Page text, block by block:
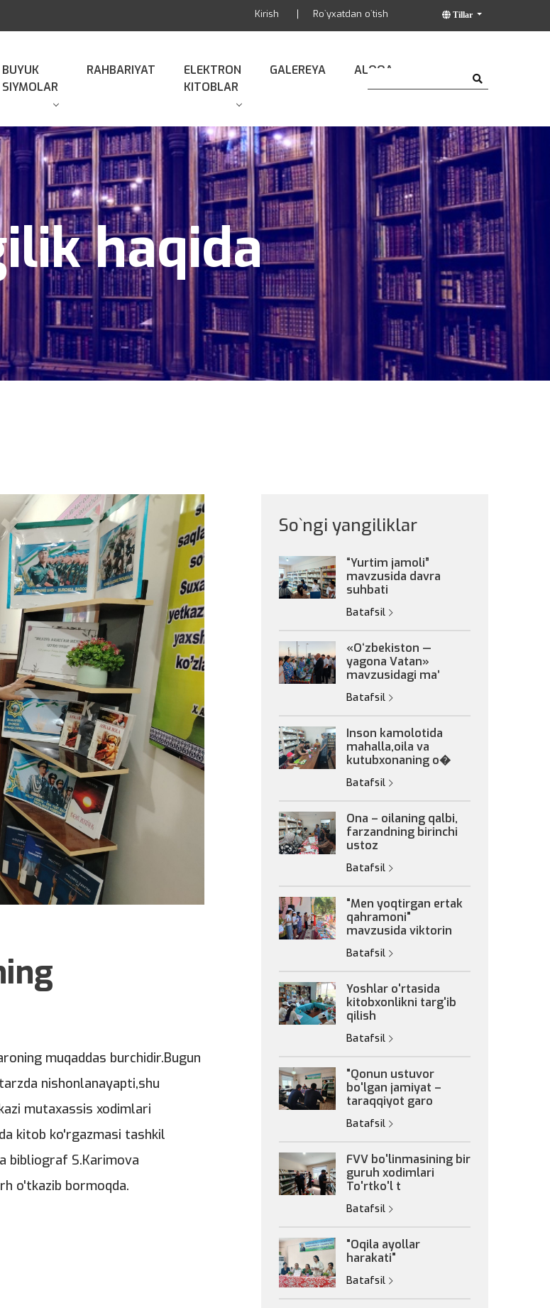
Tillar
Kirish Ro`yxatdan o`tish
BUYUK
SIYMOLAR
RAHBARIYAT
ELEKTRON
KITOBLAR
GALEREYA ALOQA
haqida
muqaddas burchidir.Bugun
nishonlanayapti,shu
mutaxassis xodimlari
kitob ko'rgazmasi tashkil
bibliograf S.Karimova
o'tkazib bormoqda.
So`ngi yangiliklar
“Yurtim jamoli”
mavzusida davra
suhbati
Batafsil
«Oʻzbekiston —
yagona Vatan»
mavzusidagi maʼ
Batafsil
Inson kamolotida
mahalla,oila va
kutubxonaning o�
Batafsil
Ona – oilaning qalbi,
farzandning birinchi
ustoz
Batafsil
"Men yoqtirgan ertak
qahramoni"
mavzusida viktorin
Batafsil
Yoshlar o'rtasida
kitobxonlikni targ'ib
qilish
Batafsil
"Qonun ustuvor
bo'lgan jamiyat –
taraqqiyot garo
Batafsil
FVV bo'linmasining bir
guruh xodimlari
To'rtko'l t
Batafsil
"Oqila ayollar
harakati"
Batafsil